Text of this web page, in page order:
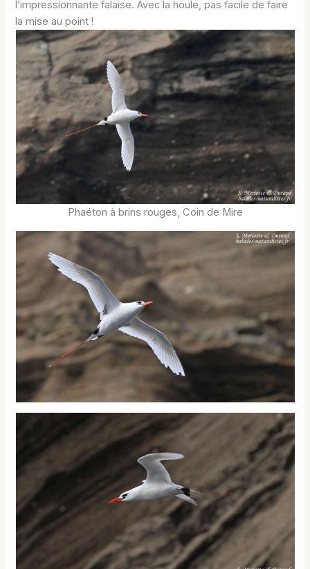
l’impressionnante falaise. Avec la houle, pas facile de faire
la mise au point !
Phaéton à brins rouges, Coin de Mire